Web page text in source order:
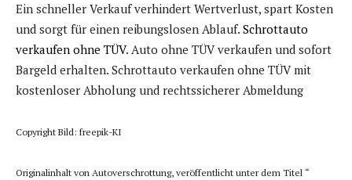
Ein schneller Verkauf verhindert Wertverlust, spart Kosten
und sorgt für einen reibungslosen Ablauf. Schrottauto
verkaufen ohne TÜV. Auto ohne TÜV verkaufen und sofort
Bargeld erhalten. Schrottauto verkaufen ohne TÜV mit
kostenloser Abholung und rechtssicherer Abmeldung
Copyright Bild: freepik-KI
Originalinhalt von Autoverschrottung, veröffentlicht unter dem Titel “